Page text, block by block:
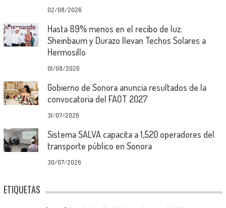
02/08/2026
Hasta 89% menos en el recibo de luz:
Sheinbaum y Durazo llevan Techos Solares a
Hermosillo
01/08/2026
Gobierno de Sonora anuncia resultados de la
convocatoria del FAOT 2027
31/07/2026
Sistema SALVA capacita a 1,520 operadores del
transporte público en Sonora
30/07/2026
ETIQUETAS